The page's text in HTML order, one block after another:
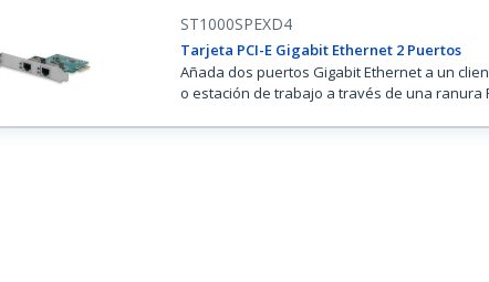
ST1000SPEXD4
Tarjeta PCI-E Gigabit Ethernet 2 Puertos
Añada dos puertos Gigabit Ethernet a un
o estación de trabajo a través de una ranura